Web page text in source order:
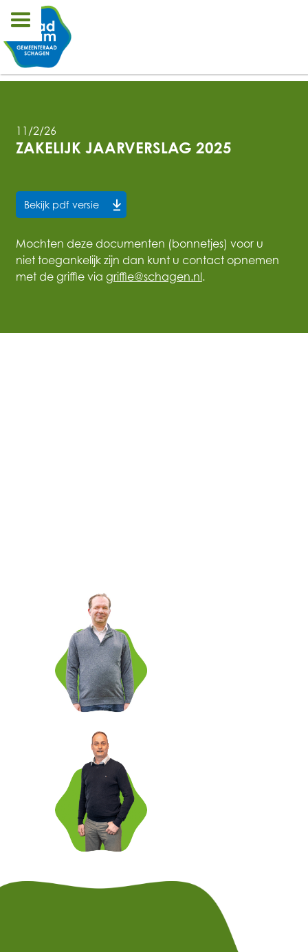
11/2/26
ZAKELIJK JAARVERSLAG 2025
Bekijk pdf versie
Mochten deze documenten (bonnetjes) voor u
niet toegankelijk zijn dan kunt u contact opnemen
met de griffie via griffie@schagen.nl.